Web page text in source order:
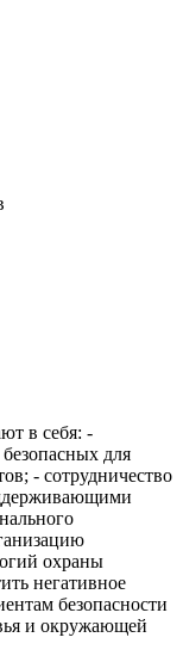
в себя: -
для
- сотрудничество
охраны
негативное
безопасности
и окружающей